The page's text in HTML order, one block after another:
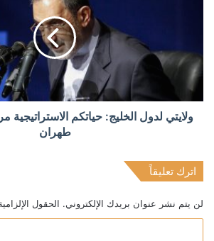
ولايتي لدول الخليج: حياتكم
طهران
اترك تعليقاً
لن يتم نشر عنوان بريدك الإلكتروني. الحقول